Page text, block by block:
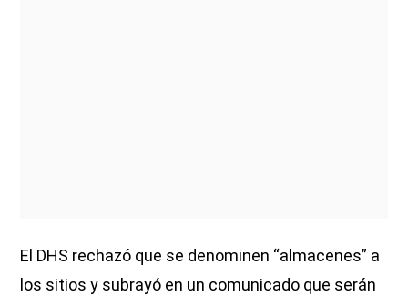
El DHS rechazó que se denominen “almacenes” a
los sitios y subrayó en un comunicado que serán